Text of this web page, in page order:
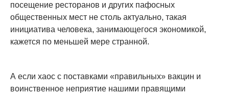
посещение ресторанов и других пафосных
общественных мест не столь актуально, такая
инициатива человека, занимающегося экономикой,
кажется по меньшей мере странной.
А если хаос с поставками «правильных» вакцин и
воинственное неприятие нашими правящими